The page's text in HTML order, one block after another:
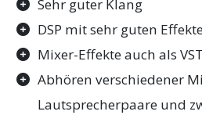
Sehr guter Klang
DSP mit sehr guten
Mixer-Effekte auch als
Abhören verschiedener
Lautsprecherpaare und